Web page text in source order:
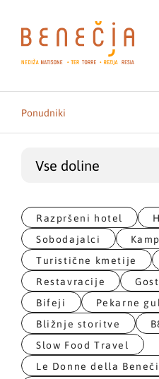
Ponudniki
Razpršeni hotel
Sobodajalci
Turistične kmetije
Restavracije
Bifeji
Pekarne
Bližnje storitve
Slow Food Travel
Le Donne della